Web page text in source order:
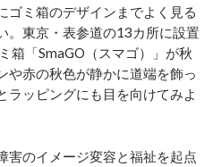
ゴミ箱のデザインまでよく見る
。東京・表参道の13カ所に設置
箱「SmaGO（スマゴ）」が秋
や赤の秋色が静かに道端を飾っ
ラッピングにも目を向けてみよ
のイメージ変容と福祉を起点